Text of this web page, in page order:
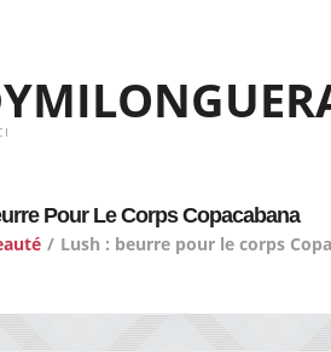
Pour Le Corps Copacabana
/ Lush : beurre pour le corps